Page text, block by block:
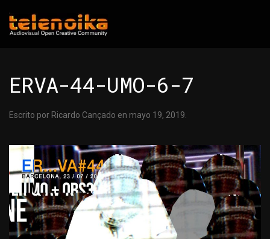
Ir al contenido principal
ERVA-44-UMO-6-7
Escrito por Ricardo Cançado en mayo 19, 2019